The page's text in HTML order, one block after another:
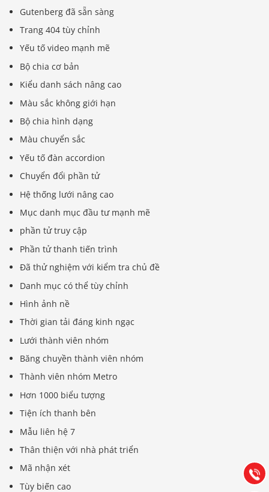
Gutenberg đã sẵn sàng
Trang 404 tùy chỉnh
Yếu tố video mạnh mẽ
Bộ chia cơ bản
Kiểu danh sách nâng cao
Màu sắc không giới hạn
Bộ chia hình dạng
Màu chuyển sắc
Yếu tố đàn accordion
Chuyển đổi phần tử
Hệ thống lưới nâng cao
Mục danh mục đầu tư mạnh mẽ
phần tử truy cập
Phần tử thanh tiến trình
Đã thử nghiệm với kiểm tra chủ đề
Danh mục có thể tùy chỉnh
Hình ảnh nề
Thời gian tải đáng kinh ngạc
Lưới thành viên nhóm
Băng chuyền thành viên nhóm
Thành viên nhóm Metro
Hơn 1000 biểu tượng
Tiện ích thanh bên
Mẫu liên hệ 7
Thân thiện với nhà phát triển
Mã nhận xét
Tùy biến cao
Gọi
(028) 22.166.144